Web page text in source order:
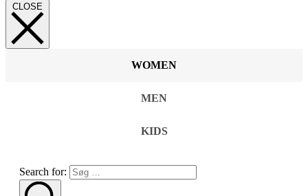
CLOSE
WOMEN
MEN
KIDS
Search for: